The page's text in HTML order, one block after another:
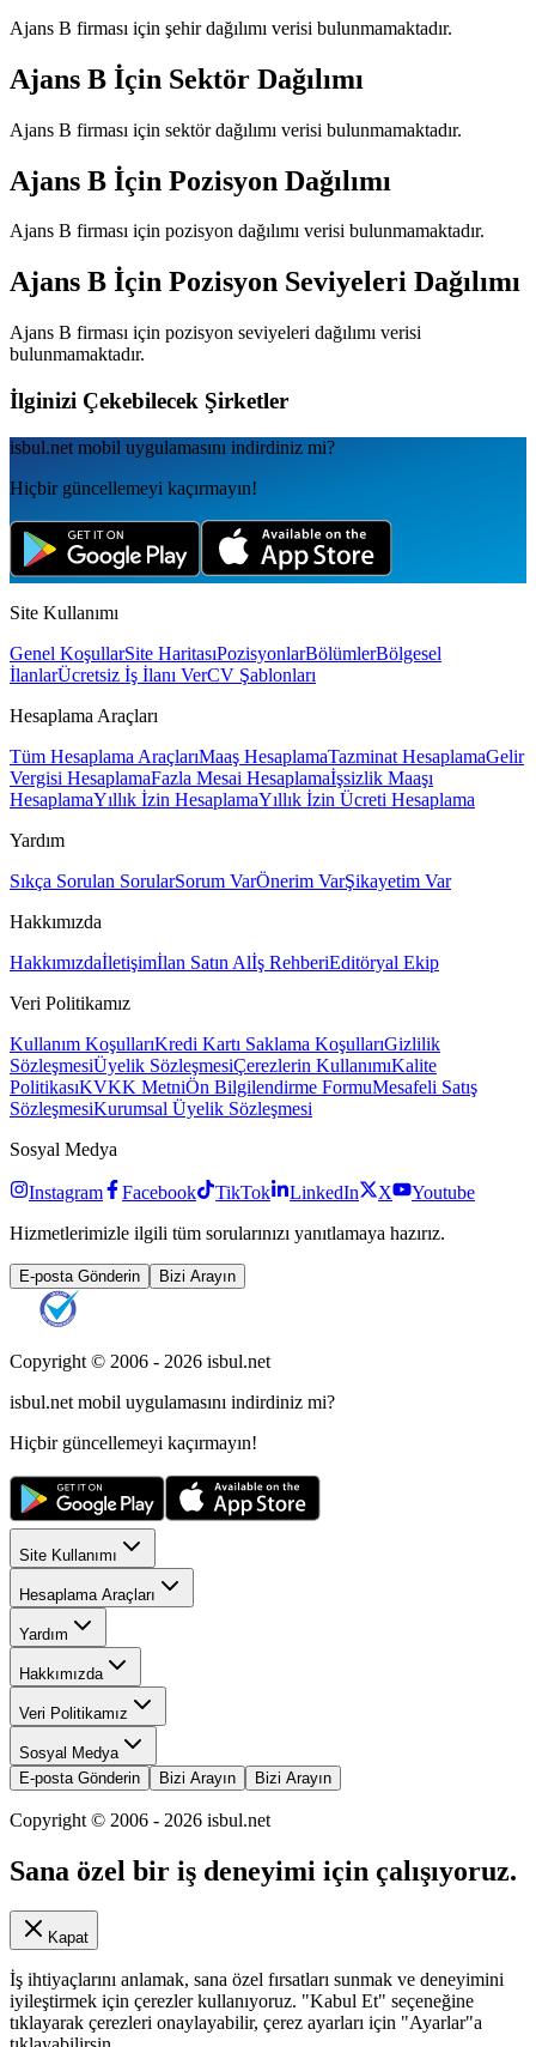
Ajans B firması için şehir dağılımı verisi bulunmamaktadır.
Ajans B İçin Sektör Dağılımı
Ajans B firması için sektör dağılımı verisi bulunmamaktadır.
Ajans B İçin Pozisyon Dağılımı
Ajans B firması için pozisyon dağılımı verisi bulunmamaktadır.
Ajans B İçin Pozisyon Seviyeleri Dağılımı
Ajans B firması için pozisyon seviyeleri dağılımı verisi
bulunmamaktadır.
İlginizi Çekebilecek Şirketler
isbul.net mobil uygulamаsını indirdiniz mi?
Hiçbir güncellemeyi kaçırmayın!
Site Kullanımı
Genel KoşullarSite HaritasıPozisyonlarBölümlerBölgesel
İlanlarÜcretsiz İş İlanı VerCV Şablonları
Hesaplama Araçları
Tüm Hesaplama AraçlarıMaaş HesaplamaTazminat HesaplamaGelir
Vergisi HesaplamaFazla Mesai Hesaplamaİşsizlik Maaşı
HesaplamaYıllık İzin HesaplamaYıllık İzin Ücreti Hesaplama
Yardım
Sıkça Sorulan SorularSorum VarÖnerim VarŞikayetim Var
Hakkımızda
Hakkımızdaİletişimİlan Satın Alİş RehberiEditöryal Ekip
Veri Politikamız
Kullanım KoşullarıKredi Kartı Saklama KoşullarıGizlilik
SözleşmesiÜyelik SözleşmesiÇerezlerin KullanımıKalite
PolitikasıKVKK MetniÖn Bilgilendirme FormuMesafeli Satış
SözleşmesiKurumsal Üyelik Sözleşmesi
Sosyal Medya
Instagram Facebook TikTok LinkedIn X
Youtube
Hizmetlerimizle ilgili tüm sorularınızı yanıtlamaya hazırız.
E-posta Gönderin Bizi Arayın
Copyright © 2006 - 2026 isbul.net
isbul.net mobil uygulamasını indirdiniz mi?
Hiçbir güncellemeyi kaçırmayın!
Site Kullanımı
Hesaplama Araçları
Yardım
Hakkımızda
Veri Politikamız
Sosyal Medya
E-posta Gönderin
Bizi Arayın Bizi Arayın
Copyright © 2006 - 2026 isbul.net
Sana özel bir iş deneyimi için çalışıyoruz.
Kapat
İş ihtiyaçlarını anlamak, sana özel fırsatları sunmak ve deneyimini
iyileştirmek için çerezler kullanıyoruz. "Kabul Et" seçeneğine
tıklayarak çerezleri onaylayabilir, çerez ayarları için "Ayarlar"a